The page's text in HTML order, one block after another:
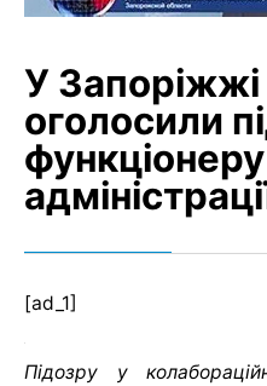
У Запоріжжі
оголосили
[ad_1]
Підозру у